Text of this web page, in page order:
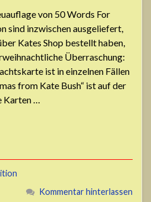
von 50 Words For
sind inzwischen ausgeliefert,
Kates Shop bestellt haben,
Überraschung:
ist in einzelnen Fällen
from Kate Bush“ ist auf der
Karten …
Kommentar hinterlassen